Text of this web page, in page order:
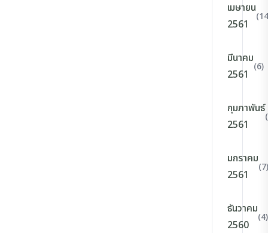
เมษายน
2561
มีนาคม
2561
(6)
กุมภาพันธ์
2561
มกราคม
2561
(7)
ธันวาคม
2560
(4)